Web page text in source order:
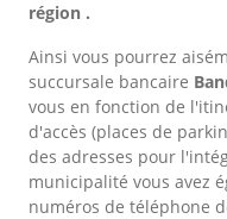
région .
Ainsi vous pourrez
succursale bancaire
vous en fonction de
d'accès (places de
des adresses pour
municipalité vous avez
numéros de téléphone